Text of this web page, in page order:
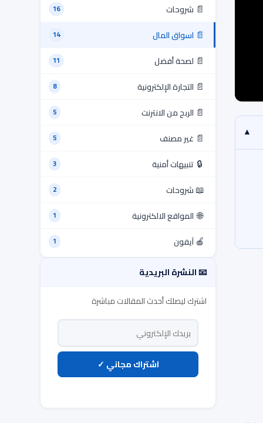
▾
📄 شروحات 16
📄 اسواق المال 14
📄 لصحة أفضل 11
📄 التجارة الإلكترونية 8
📄 الربح من الانترنت 5
📄 غير مصنف 5
🔒 تنبيهات أمنية 3
📖شروحات 2
🌐 المواقع الالكترونية 1
🍎آيفون 1
📧 النشرة البريدية
اشترك ليصلك أحدث المقالات مباشرة
اشتراك مجاني ✓